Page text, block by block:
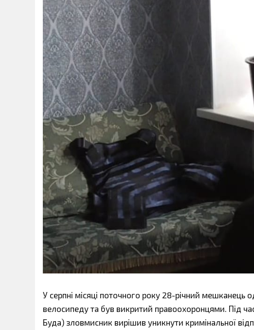
У серпні місяці поточного року 28-річний мешканець
велосипеду та був викритий правоохоронцями. Під
Буда) зловмисник вирішив уникнути кримінальної